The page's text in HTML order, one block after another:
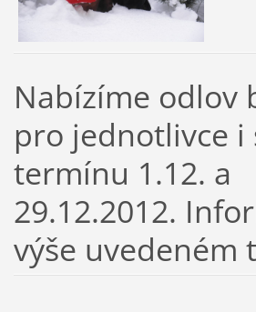
Nabízíme odlov
pro jednotlivce i
termínu 1.12. a
29.12.2012.
výše uvedeném